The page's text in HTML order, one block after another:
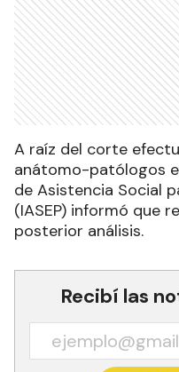
A raíz del corte
anátomo-patólogos
de Asistencia Social
(IASEP) informó que
posterior análisis.
Recibí las